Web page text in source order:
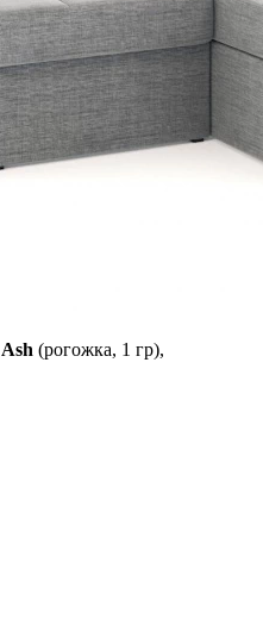
Ash (рогожка, 1 гр),